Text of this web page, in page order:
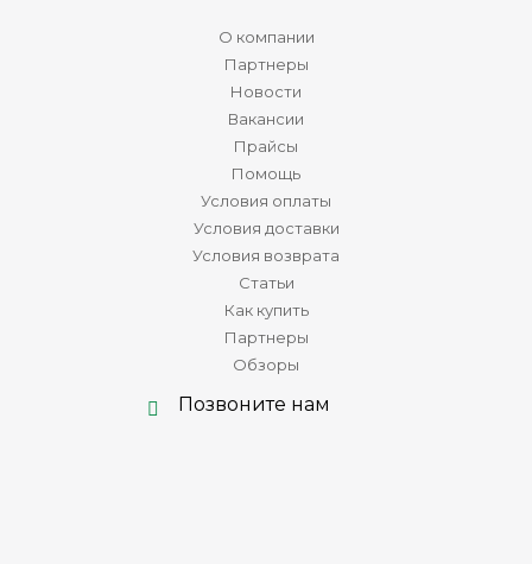
О компании
Партнеры
Новости
Вакансии
Прайсы
Помощь
Условия оплаты
Условия доставки
Условия возврата
Статьи
Как купить
Партнеры
Обзоры
Позвоните нам